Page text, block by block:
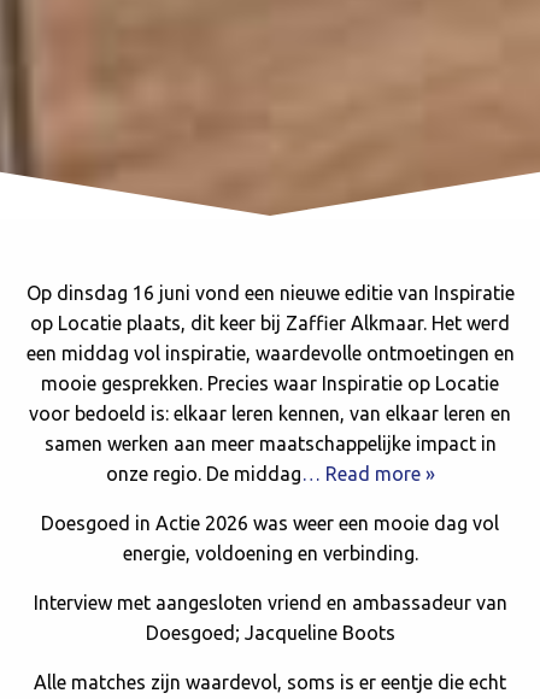
Op dinsdag 16 juni vond een nieuwe editie van Inspiratie
op Locatie plaats, dit keer bij Zaffier Alkmaar. Het werd
een middag vol inspiratie, waardevolle ontmoetingen en
mooie gesprekken. Precies waar Inspiratie op Locatie
voor bedoeld is: elkaar leren kennen, van elkaar leren en
samen werken aan meer maatschappelijke impact in
onze regio. De middag … Read more »
Doesgoed in Actie 2026 was weer een mooie dag vol
energie, voldoening en verbinding.
Interview met aangesloten vriend en ambassadeur van
Doesgoed; Jacqueline Boots
Alle matches zijn waardevol, soms is er eentje die echt